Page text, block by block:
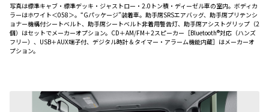
写真は標準キャブ・標準デッキ・ジャストロー・2.0トン積・ディーゼル車の室内。ボディカ
ラーはホワイト＜058＞。“Gパッケージ”装着車。助手席SRSエアバッグ、助手席プリテンシ
ョナー機構付シートベルト、助手席シートベルト非着用警告灯、助手席アシストグリップ（2
個）はセットでメーカーオプション。CD＋AM/FM＋2スピーカー［Bluetooth®対応（ハンズ
フリー）、USB＋AUX端子付、デジタル時計＆タイマー・アラーム機能内蔵］はメーカーオ
プション。